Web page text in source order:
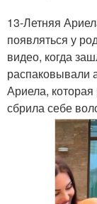
13-Летняя
появляться у
видео, когда
распаковывали
Ариела,
сбрила себе